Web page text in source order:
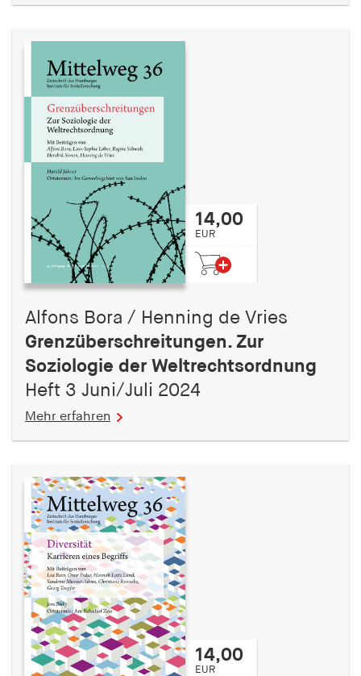
14,00
EUR
Alfons Bora / Henning de Vries
Grenzüberschreitungen. Zur
Soziologie der Weltrechtsordnung
Heft 3 Juni/Juli 2024
Mehr erfahren
14,00
EUR